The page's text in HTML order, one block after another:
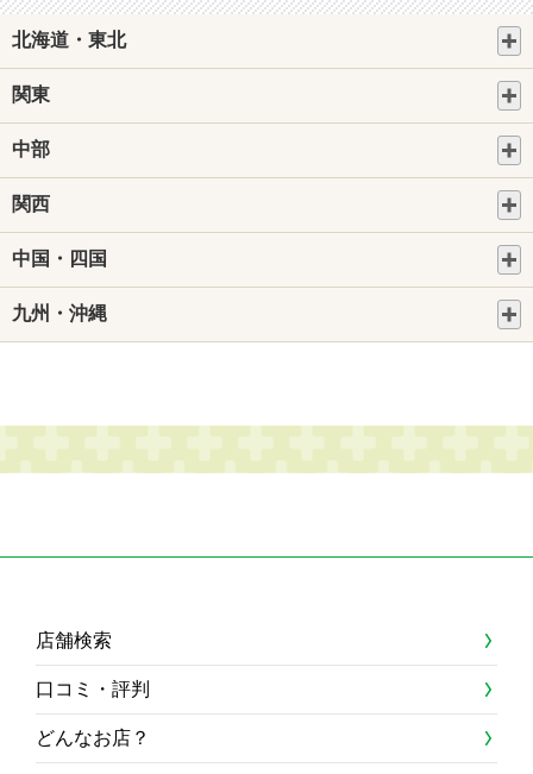
北海道・東北
関東
中部
関西
中国・四国
九州・沖縄
店舗検索
口コミ・評判
どんなお店？